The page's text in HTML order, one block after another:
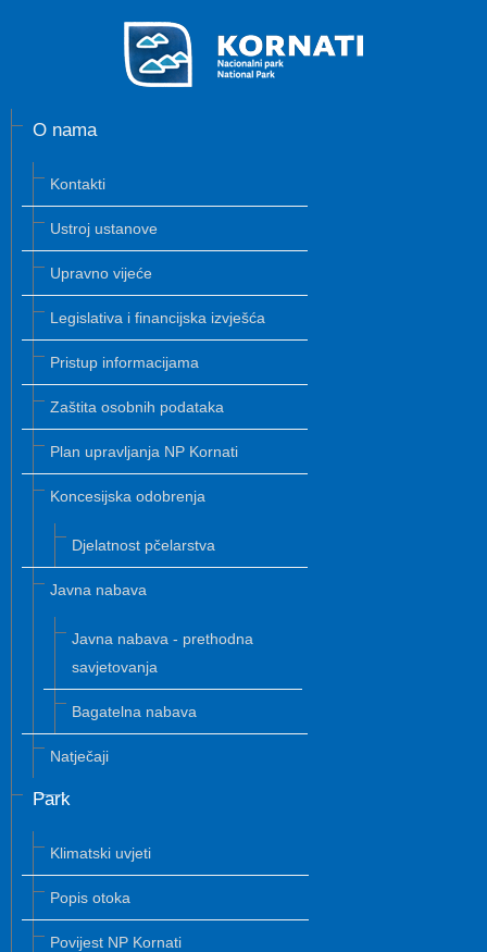
O nama
Kontakti
Ustroj ustanove
Upravno vijeće
Legislativa i financijska izvješća
Pristup informacijama
Zaštita osobnih podataka
Plan upravljanja NP Kornati
Koncesijska odobrenja
Djelatnost pčelarstva
Javna nabava
Javna nabava - prethodna
savjetovanja
Bagatelna nabava
Natječaji
Park
Klimatski uvjeti
Popis otoka
Povijest NP Kornati